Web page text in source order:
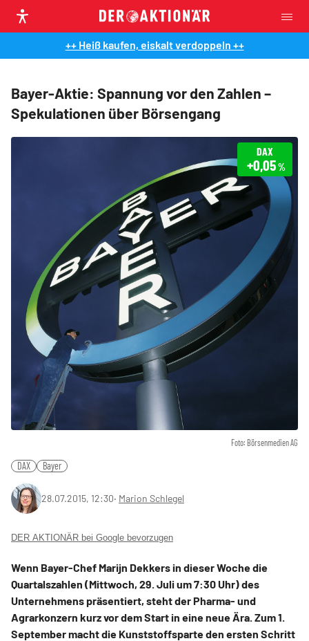
++ Heiß kaufen, eiskalt verdoppeln ++
Bayer-Aktie: Spannung vor den Zahlen –
Spekulationen über Börsengang
Foto: Börsenmedien AG
DAX
+0,05%
DAX Bayer
28.07.2015, 12:30‧ Marion Schlegel
DER AKTIONÄR bei Google bevorzugen
Wenn Bayer-Chef Marijn Dekkers in dieser Woche die
Quartalszahlen (Mittwoch, 29. Juli um 7:30 Uhr) des
Unternehmens präsentiert, steht der Pharma- und
Agrarkonzern kurz vor dem Start in eine neue Ära. Zum 1.
September macht die Kunststoffsparte den ersten Schritt